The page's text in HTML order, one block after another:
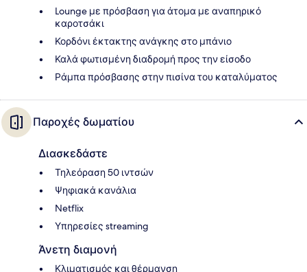
Lounge με πρόσβαση για άτομα με αναπηρικό
καροτσάκι
Κορδόνι έκτακτης ανάγκης στο μπάνιο
Καλά φωτισμένη διαδρομή προς την είσοδο
Ράμπα πρόσβασης στην πισίνα του καταλύματος
Παροχές δωματίου
Διασκεδάστε
Τηλεόραση 50 ιντσών
Ψηφιακά κανάλια
Netflix
Υπηρεσίες streaming
Άνετη διαμονή
Κλιματισμός και θέρμανση